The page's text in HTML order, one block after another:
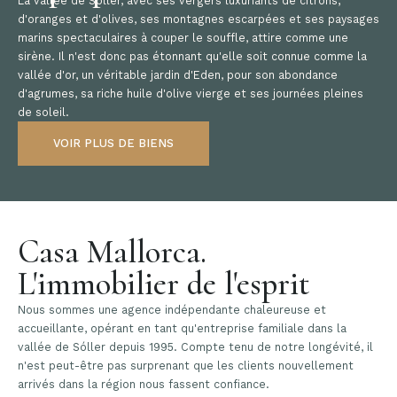
d'oranges et d'olives, ses montagnes escarpées et ses paysages
marins spectaculaires à couper le souffle, attire comme une
sirène. Il n'est donc pas étonnant qu'elle soit connue comme la
vallée d'or, un véritable jardin d'Eden, pour son abondance
d'agrumes, sa riche huile d'olive vierge et ses journées pleines
de soleil.
VOIR PLUS DE BIENS
Casa Mallorca.
L'immobilier de l'esprit
Nous sommes une agence indépendante chaleureuse et
accueillante, opérant en tant qu'entreprise familiale dans la
vallée de Sóller depuis 1995. Compte tenu de notre longévité, il
n'est peut-être pas surprenant que les clients nouvellement
arrivés dans la région nous fassent confiance.